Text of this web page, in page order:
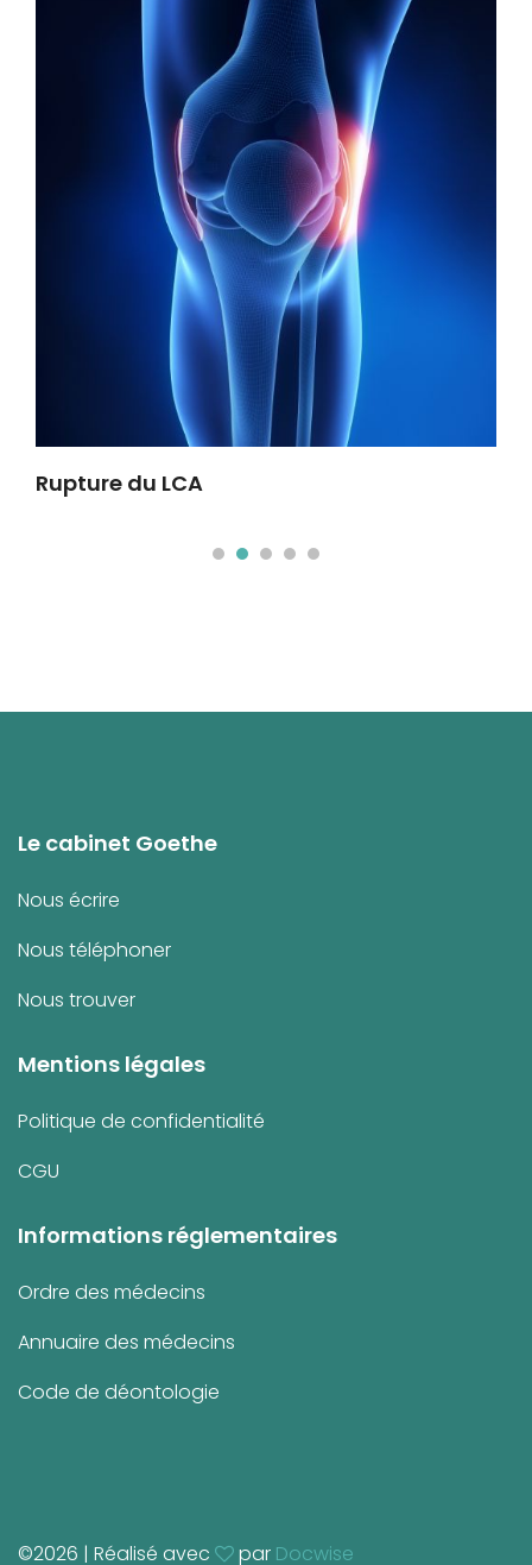
Rupture du LCA
Le cabinet Goethe
Nous écrire
Nous téléphoner
Nous trouver
Mentions légales
Politique de confidentialité
CGU
Informations réglementaires
Ordre des médecins
Annuaire des médecins
Code de déontologie
©2026 | Réalisé avec par Docwise